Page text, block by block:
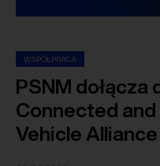
WSPÓŁPRACA
PSNM dołącza
Connected
Vehicle Alliance